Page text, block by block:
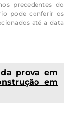
precedentes do
pode conferir os
até a data
prova em
em